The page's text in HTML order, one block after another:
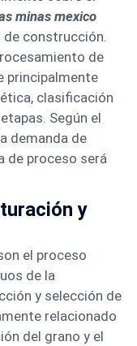
minas mexico
de construcción.
de
principalmente
clasificación
Según el
demanda de
de proceso será
y
el proceso
de la
y selección de
relacionado
del grano y el